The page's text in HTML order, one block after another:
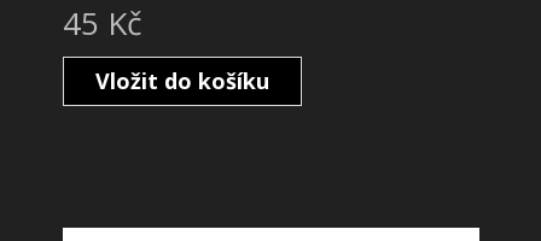
45 Kč
Vložit do košíku